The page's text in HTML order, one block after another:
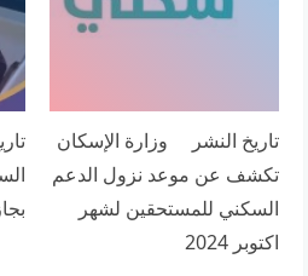
تاريخ النشر وزارة الإسكان
تكشف عن موعد نزول الدعم
السكني للمستحقين لشهر
اكتوبر 2024